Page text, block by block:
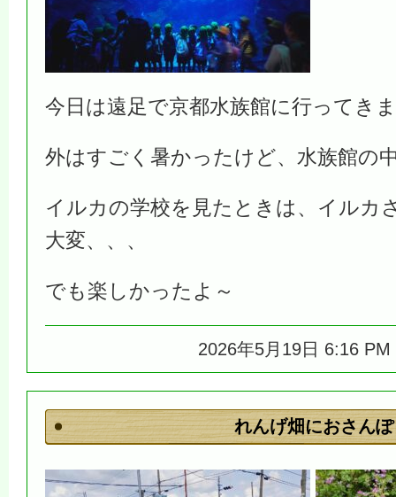
今日は遠足で京都水族館に行ってき
外はすごく暑かったけど、水族館の
イルカの学校を見たときは、イルカ
大変、、、
でも楽しかったよ～
2026年5月19日 6:16
れんげ畑におさん